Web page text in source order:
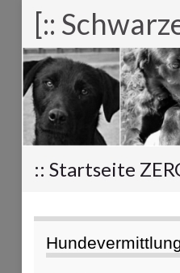
[::
:: Startseite